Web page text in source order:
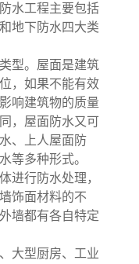
水工程主要包括
地下防水四大类
型。屋面是建筑
，如果不能有效
响建筑物的质量
，屋面防水又可
、上人屋面防
等多种形式。
进行防水处理，
饰面材料的不
墙都有各自特定
大型厨房、工业